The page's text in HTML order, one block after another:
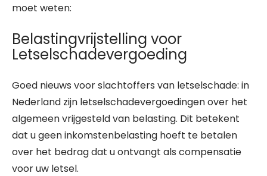
moet weten:
Belastingvrijstelling voor
Letselschadevergoeding
Goed nieuws voor slachtoffers van letselschade: in
Nederland zijn letselschadevergoedingen over het
algemeen vrijgesteld van belasting. Dit betekent
dat u geen inkomstenbelasting hoeft te betalen
over het bedrag dat u ontvangt als compensatie
voor uw letsel.